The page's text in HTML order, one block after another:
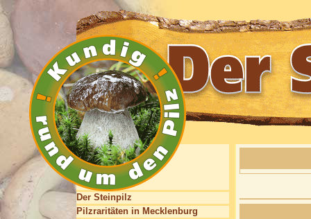
Der Steinpilz
Pilzraritäten in Mecklenburg